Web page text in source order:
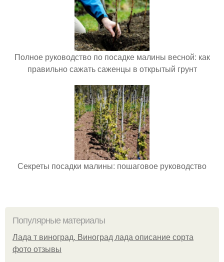
Полное руководство по посадке малины весной: как
правильно сажать саженцы в открытый грунт
Секреты посадки малины: пошаговое руководство
Популярные материалы
Лада т виноград. Виноград лада описание сорта
фото отзывы